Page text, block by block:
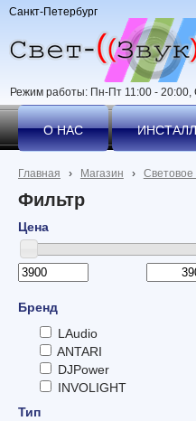
Режим работы: Пн-Пт 11:00 - 20:00,
Санкт-Петербург
О НАС
Главная › Магазин › Световое
Фильтр
Цена
Бренд
LAudio
ANTARI
DJPower
INVOLIGHT
Тип